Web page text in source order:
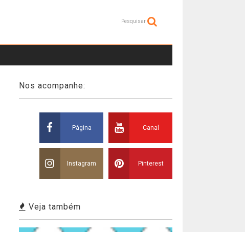
Pesquisar
Nos acompanhe:
Página Canal
Instagram Pinterest
Veja também